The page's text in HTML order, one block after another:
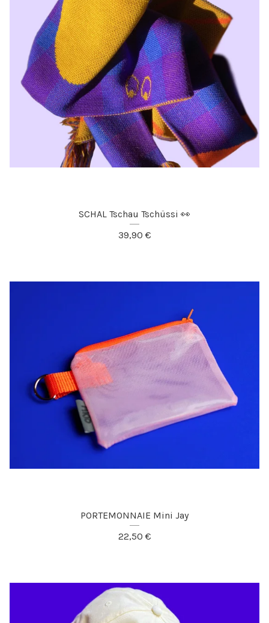
SCHAL Tschau Tschüssi 👀
39,90 €
PORTEMONNAIE Mini Jay
22,50 €